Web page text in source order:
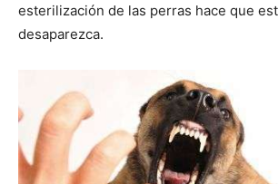
esterilización de las perras hace que
desaparezca.